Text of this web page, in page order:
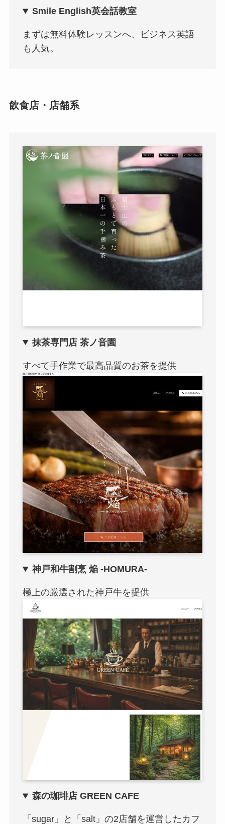
Smile English英会話教室
まずは無料体験レッスンへ、ビジネス英語
も人気。
飲食店・店舗系
抹茶専門店 茶ノ音園
すべて手作業で最高品質のお茶を提供
神戸和牛割烹 焔 -HOMURA-
極上の厳選された神戸牛を提供
森の珈琲店 GREEN CAFE
「sugar」と「salt」の2店舗を運営したカフ